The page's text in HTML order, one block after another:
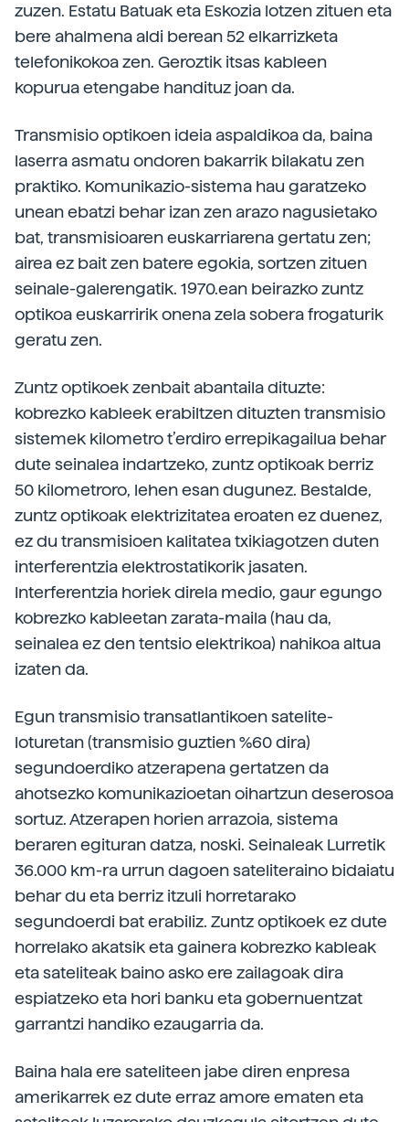
zuzen. Estatu Batuak eta Eskozia lotzen zituen eta
bere ahalmena aldi berean 52 elkarrizketa
telefonikokoa zen. Geroztik itsas kableen
kopurua etengabe handituz joan da.
Transmisio optikoen ideia aspaldikoa da, baina
laserra asmatu ondoren bakarrik bilakatu zen
praktiko. Komunikazio-sistema hau garatzeko
unean ebatzi behar izan zen arazo nagusietako
bat, transmisioaren euskarriarena gertatu zen;
airea ez bait zen batere egokia, sortzen zituen
seinale-galerengatik. 1970.ean beirazko zuntz
optikoa euskarririk onena zela sobera frogaturik
geratu zen.
Zuntz optikoek zenbait abantaila dituzte:
kobrezko kableek erabiltzen dituzten transmisio
sistemek kilometro t’erdiro errepikagailua behar
dute seinalea indartzeko, zuntz optikoak berriz
50 kilometroro, lehen esan dugunez. Bestalde,
zuntz optikoak elektrizitatea eroaten ez duenez,
ez du transmisioen kalitatea txikiagotzen duten
interferentzia elektrostatikorik jasaten.
Interferentzia horiek direla medio, gaur egungo
kobrezko kableetan zarata-maila (hau da,
seinalea ez den tentsio elektrikoa) nahikoa altua
izaten da.
Egun transmisio transatlantikoen satelite-
loturetan (transmisio guztien %60 dira)
segundoerdiko atzerapena gertatzen da
ahotsezko komunikazioetan oihartzun deserosoa
sortuz. Atzerapen horien arrazoia, sistema
beraren egituran datza, noski. Seinaleak Lurretik
36.000 km-ra urrun dagoen sateliteraino bidaiatu
behar du eta berriz itzuli horretarako
segundoerdi bat erabiliz. Zuntz optikoek ez dute
horrelako akatsik eta gainera kobrezko kableak
eta sateliteak baino asko ere zailagoak dira
espiatzeko eta hori banku eta gobernuentzat
garrantzi handiko ezaugarria da.
Baina hala ere sateliteen jabe diren enpresa
amerikarrek ez dute erraz amore ematen eta